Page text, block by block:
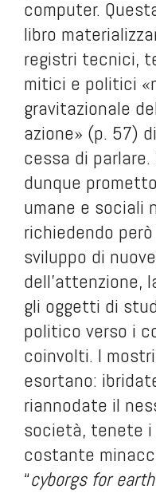
computer.
libro
registri tecnici,
mitici e politici
gravitazionale
azione» (p. 57)
cessa di
dunque
umane e sociali
richiedendo
sviluppo di
dell’attenzione,
gli oggetti di
politico verso i
coinvolti. I
esortano:
riannodate il
società, tenete
costante
“cyborgs for